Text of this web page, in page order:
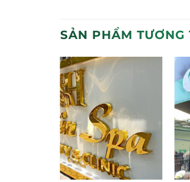
SẢN PHẨM TƯƠNG